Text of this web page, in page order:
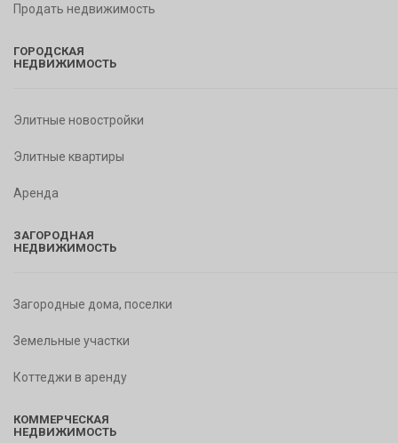
Продать недвижимость
ГОРОДСКАЯ
НЕДВИЖИМОСТЬ
Элитные новостройки
Элитные квартиры
Аренда
ЗАГОРОДНАЯ
НЕДВИЖИМОСТЬ
Загородные дома, поселки
Земельные участки
Коттеджи в аренду
КОММЕРЧЕСКАЯ
НЕДВИЖИМОСТЬ